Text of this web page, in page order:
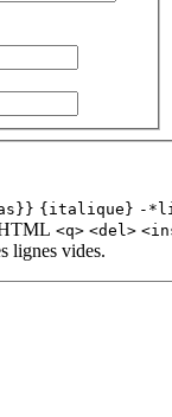
{italique} -
<q> <del>
lignes vides.